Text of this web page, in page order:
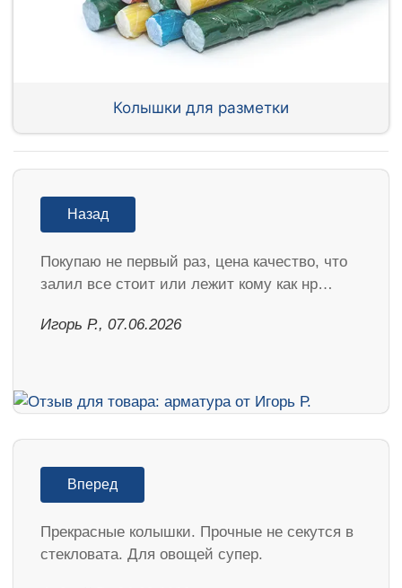
Колышки для разметки
Назад
Покупаю не первый раз, цена качество, что
залил все стоит или лежит кому как нр…
Игорь Р., 07.06.2026
Вперед
Прекрасные колышки. Прочные не секутся в
стекловата. Для овощей супер.